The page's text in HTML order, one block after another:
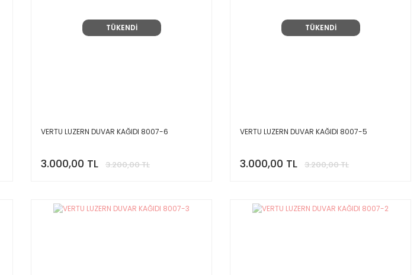
TÜKENDİ
VERTU LUZERN DUVAR KAĞIDI 8007-6
3.000,00 TL 3.200,00 TL
TÜKENDİ
VERTU LUZERN DUVAR KAĞIDI 8007-5
3.000,00 TL 3.200,00 TL